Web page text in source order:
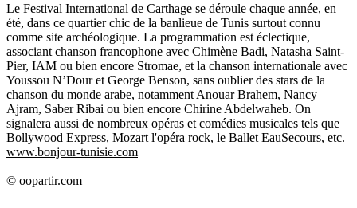
Le Festival International de Carthage se déroule chaque année, en
été, dans ce quartier chic de la banlieue de Tunis surtout connu
comme site archéologique. La programmation est éclectique,
associant chanson francophone avec Chimène Badi, Natasha Saint-
Pier, IAM ou bien encore Stromae, et la chanson internationale avec
Youssou N’Dour et George Benson, sans oublier des stars de la
chanson du monde arabe, notamment Anouar Brahem, Nancy
Ajram, Saber Ribai ou bien encore Chirine Abdelwaheb. On
signalera aussi de nombreux opéras et comédies musicales tels que
Bollywood Express, Mozart l'opéra rock, le Ballet EauSecours, etc.
www.bonjour-tunisie.com
© oopartir.com